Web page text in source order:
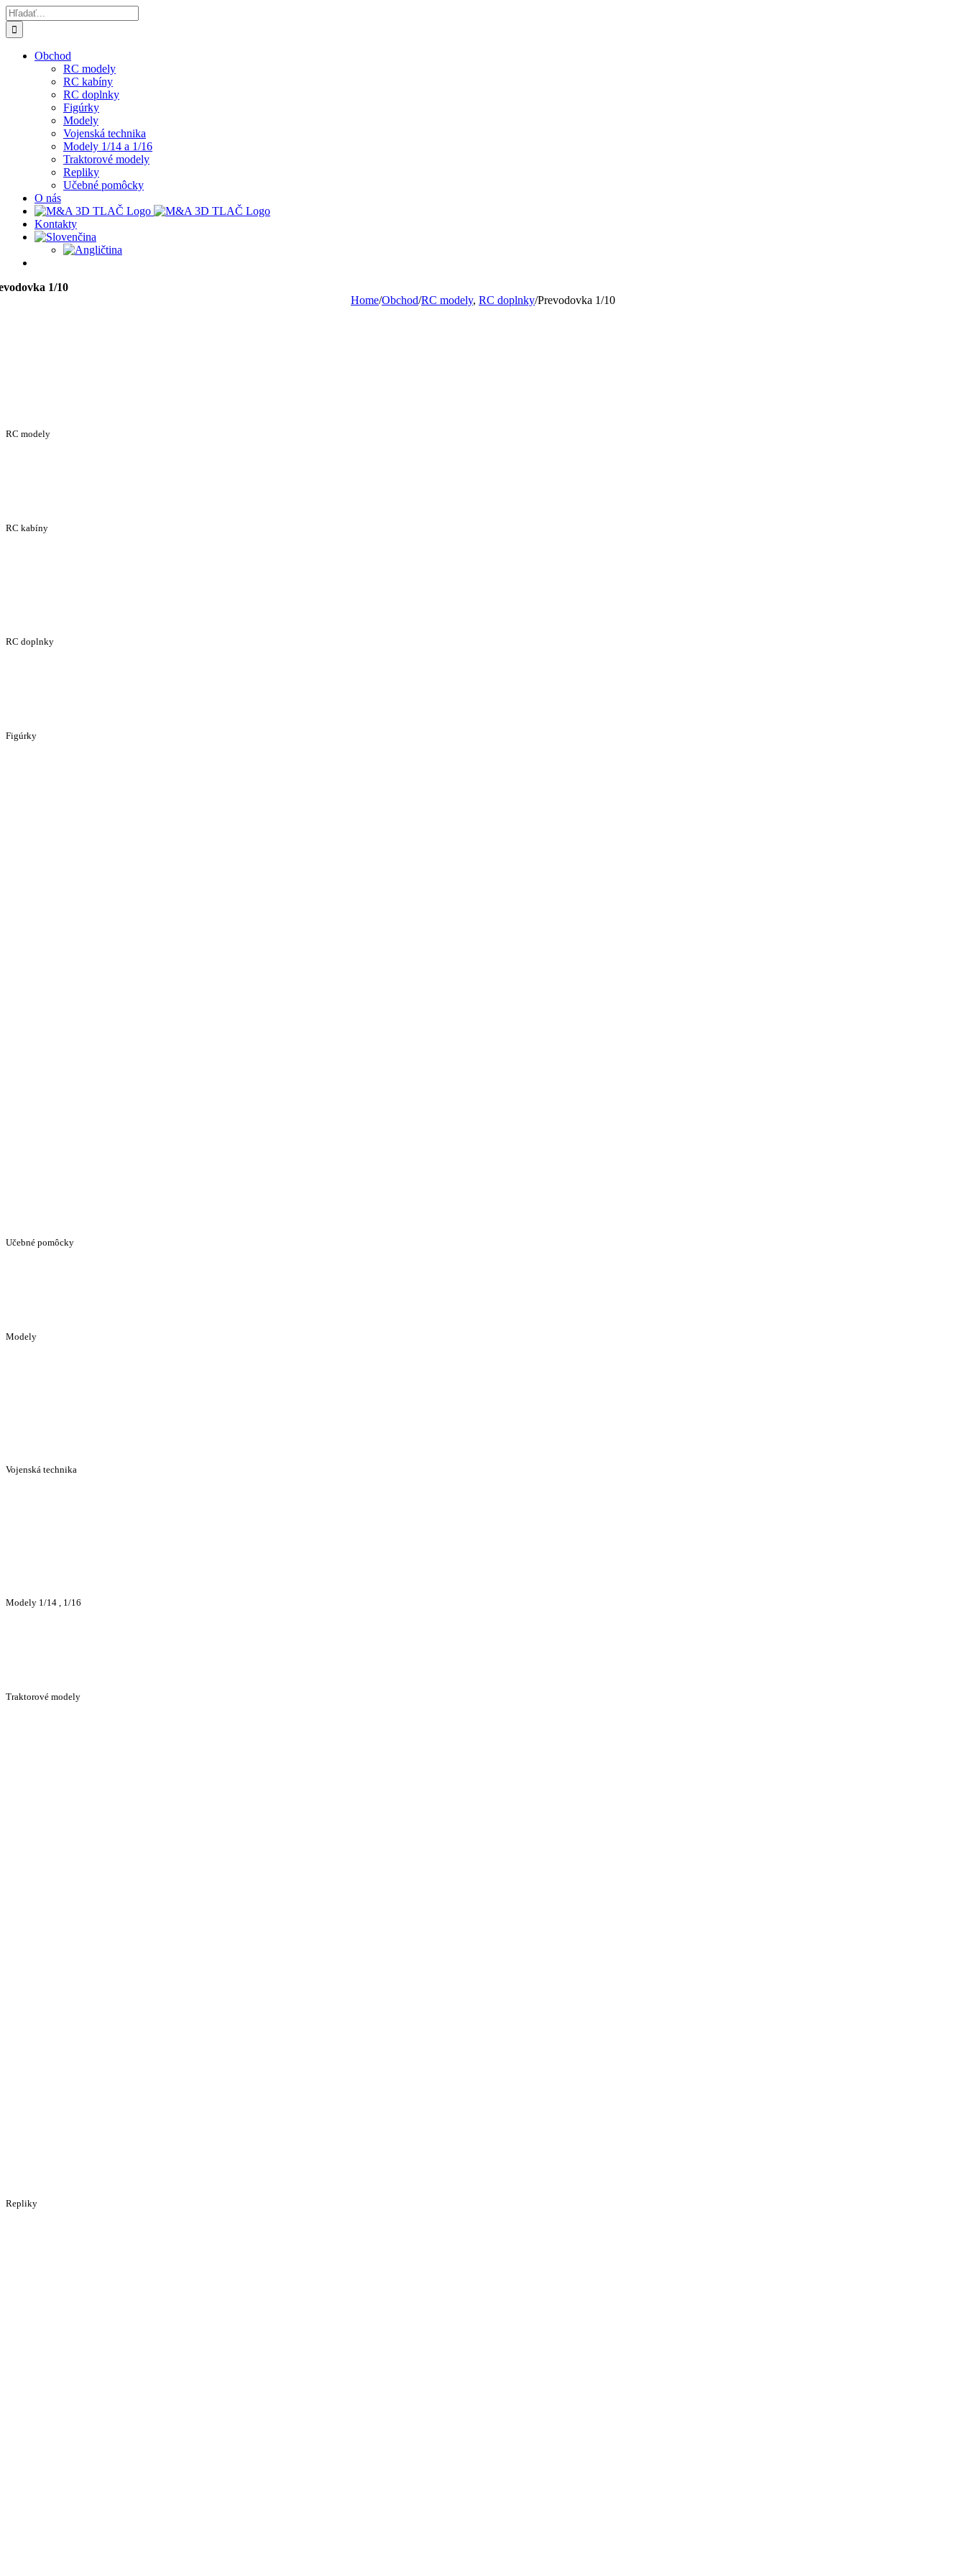
Skip
to
content
Hľadať:
Obchod
RC modely
RC kabíny
RC doplnky
Figúrky
Modely
Vojenská technika
Modely 1/14 a 1/16
Traktorové modely
Repliky
Učebné pomôcky
O nás
Kontakty
1/10
Home/Obchod/RC modely, RC doplnky/Prevodovka 1/10
RC modely
RC kabíny
RC doplnky
Figúrky
Učebné pomôcky
Modely
Vojenská technika
Modely 1/14 , 1/16
Traktorové modely
Repliky